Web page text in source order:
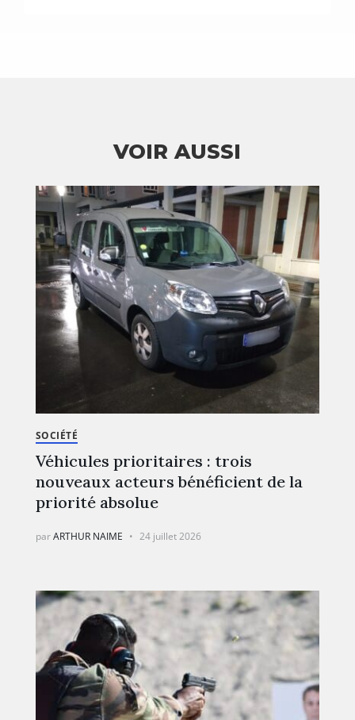
VOIR AUSSI
SOCIÉTÉ
Véhicules prioritaires : trois
nouveaux acteurs bénéficient de la
priorité absolue
parARTHUR NAIME 24 juillet 2026